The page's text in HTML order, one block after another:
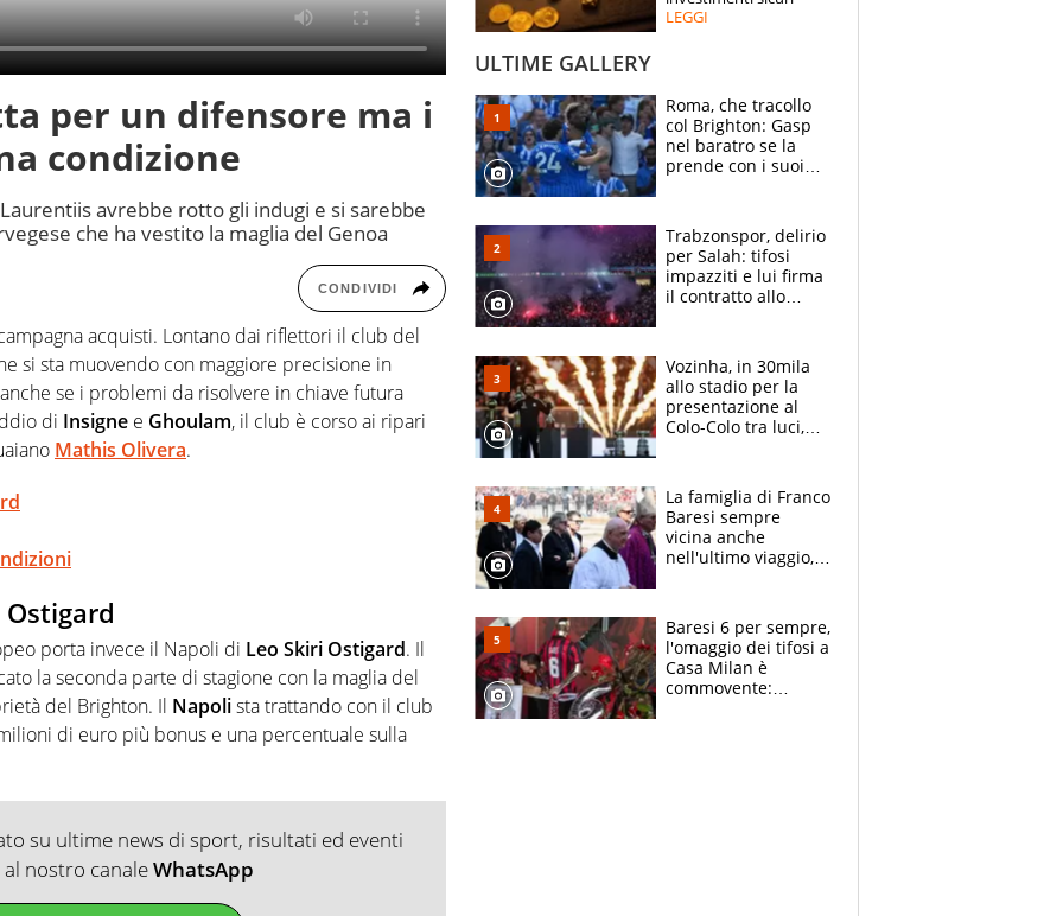
ESPERTI
per un difensore ma i
condizione
avrebbe rotto gli indugi e si sarebbe
che ha vestito la maglia del Genoa
CONDIVIDI
acquisti. Lontano dai riflettori il club del
si sta muovendo con maggiore precisione in
se i problemi da risolvere in chiave futura
di Insigne e Ghoulam, il club è corso ai ripari
Mathis Olivera.
porta invece il Napoli di Leo Skiri Ostigard. Il
la seconda parte di stagione con la maglia del
del Brighton. Il Napolista trattando con il club
di euro più bonus e una percentuale sulla
su ultime news di sport, risultati ed eventi
al nostro canaleWhatsApp
LEGGI
ULTIME GALLERY
Roma, che tracollo
col Brighton: Gasp
nel baratro se la
prende con i suoi
Trabzonspor, delirio
per Salah: tifosi
impazziti e lui firma
il contratto allo
Vozinha, in 30mila
allo stadio per la
presentazione al
Colo-Colo tra luci,
La famiglia di Franco
Baresi sempre
vicina anche
nell'ultimo viaggio,
circondati
dall'affetto dei tifosi
Baresi 6 per sempre,
l'omaggio dei tifosi a
Casa Milan è
commovente: